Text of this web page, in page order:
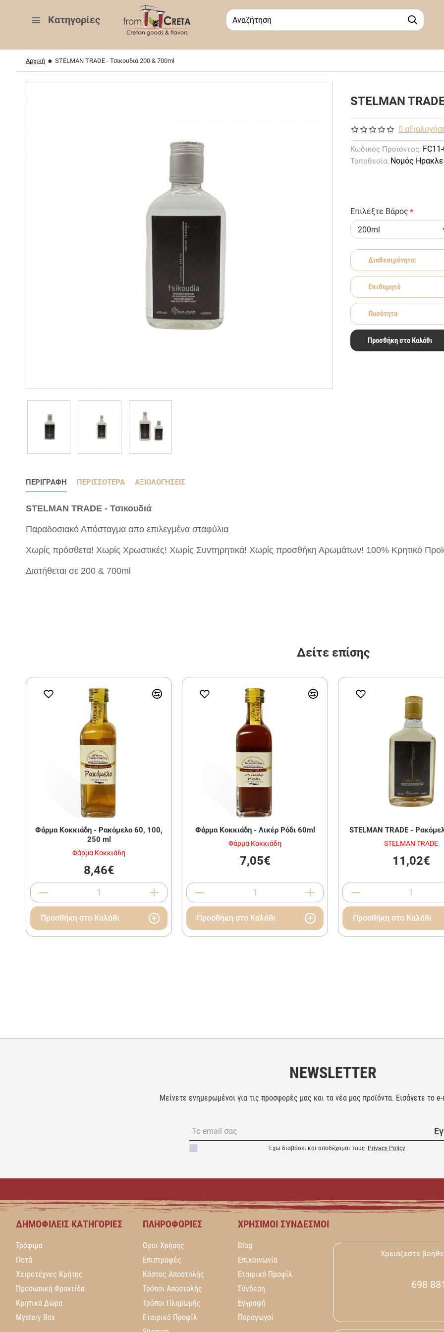
Κατηγορίες
Αρχική STELMAN TRADE - Τσικουδιά 200 & 700ml
STELMAN
0
Κωδικός Προϊόντος:
Τοποθεσία: Νομός
Επιλέξτε Βάρος
Διαθεσιμότητα:
Επιθυμητό
Ποσότητα
Προσθήκη στο Καλάθι
ΠΕΡΙΓΡΑΦΉ ΠΕΡΙΣΣΌΤΕΡΑ ΑΞΙΟΛΟΓΉΣΕΙΣ
STELMAN TRADE - Τσικουδιά
Παραδοσιακό Απόσταγμα απο επιλεγμένα σταφύλια
Χωρίς πρόσθετα! Χωρίς Χρωστικές! Χωρίς Συντηρητικά! Χωρίς προσθήκη Αρωμάτων! 100% Κρητικό
Διατήθεται σε 200 & 700ml
Δείτε επίσης
Φάρμα Κοκκιάδη - Ρακόμελο 60, 100,
250 ml
Φάρμα Κοκκιάδη
8,46€
Προσθήκη στο Καλάθι
Φάρμα Κοκκιάδη - Λικέρ Ρόδι 60ml
Φάρμα Κοκκιάδη
7,05€
Προσθήκη στο Καλάθι
STELMAN TRADE -
STELMAN TRADE
11,02€
Προσθήκη στο Καλάθι
NEWSLETTER
Μείνετε ενημερωμένοι για τις προσφορές μας και τα νέα μας προϊόντα. Εισάγετε το
Έχω διαβάσει και αποδέχομαι τους Privacy Policy
ΔΗΜΟΦΙΛΕΊΣ ΚΑΤΗΓΟΡΊΕΣ
Τρόφιμα
Ποτά
Χειροτέχνες Κρήτης
Προσωπική Φροντίδα
Κρητικά Δώρα
Mystery Box
ΠΛΗΡΟΦΟΡΊΕΣ
Όροι Χρήσης
Επιστροφές
Κόστος Αποστολής
Τρόποι Αποστολής
Τρόποι Πληρωμής
Εταιρικό Προφίλ
ΧΡΉΣΙΜΟΙ ΣΎΝΔΕΣΜΟΙ
Blog
Επικοινωνία
Εταιρικό Προφίλ
Σύνδεση
Εγγραφή
Παραγωγοί
Χρειάζεστε
698